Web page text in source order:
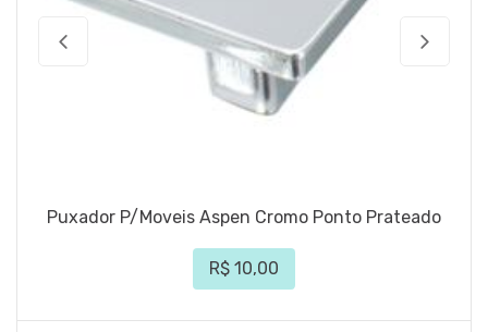
Puxador P/Moveis Aspen Cromo Ponto Prateado
R$ 10,00